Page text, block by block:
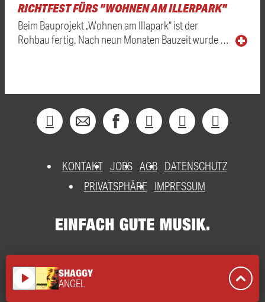
RICHTFEST FÜRS "WOHNEN AM ILLERPARK"
Beim Bauprojekt „Wohnen am Illapark“ ist der
Rohbau fertig. Nach neun Monaten Bauzeit wurde …
KONTAKT JOBS AGB DATENSCHUTZ
PRIVATSPHÄRE
IMPRESSUM
play_arrow SHAGGY
ANGEL